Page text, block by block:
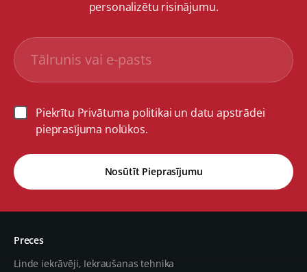
personalizētu risinājumu.
Piekrītu Privātuma politikai un datu apstrādei
pieprasījuma nolūkos.
Nosūtīt Pieprasījumu
Preces
Linde iekrāvēji, Iekraušanas tehnika